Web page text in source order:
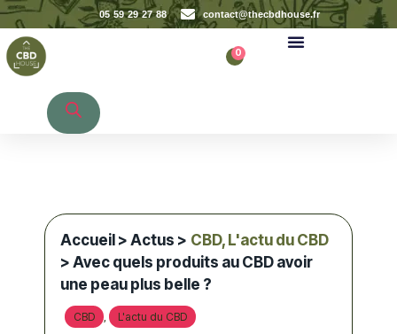
05 59 29 27 88 contact@thecbdhouse.fr
0
Accueil >Actus > CBD, L'actu du CBD
> Avec quels produits au CBD avoir
une peau plus belle ?
CBD , L'actu du CBD